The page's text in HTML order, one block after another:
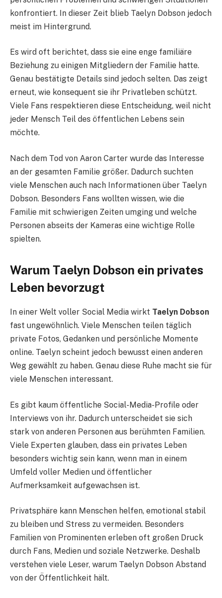
konfrontiert. In dieser Zeit blieb Taelyn Dobson jedoch
meist im Hintergrund.
Es wird oft berichtet, dass sie eine enge familiäre
Beziehung zu einigen Mitgliedern der Familie hatte.
Genau bestätigte Details sind jedoch selten. Das zeigt
erneut, wie konsequent sie ihr Privatleben schützt.
Viele Fans respektieren diese Entscheidung, weil nicht
jeder Mensch Teil des öffentlichen Lebens sein
möchte.
Nach dem Tod von Aaron Carter wurde das Interesse
an der gesamten Familie größer. Dadurch suchten
viele Menschen auch nach Informationen über Taelyn
Dobson. Besonders Fans wollten wissen, wie die
Familie mit schwierigen Zeiten umging und welche
Personen abseits der Kameras eine wichtige Rolle
spielten.
Warum Taelyn Dobson ein privates
Leben bevorzugt
In einer Welt voller Social Media wirkt Taelyn Dobson
fast ungewöhnlich. Viele Menschen teilen täglich
private Fotos, Gedanken und persönliche Momente
online. Taelyn scheint jedoch bewusst einen anderen
Weg gewählt zu haben. Genau diese Ruhe macht sie für
viele Menschen interessant.
Es gibt kaum öffentliche Social-Media-Profile oder
Interviews von ihr. Dadurch unterscheidet sie sich
stark von anderen Personen aus berühmten Familien.
Viele Experten glauben, dass ein privates Leben
besonders wichtig sein kann, wenn man in einem
Umfeld voller Medien und öffentlicher
Aufmerksamkeit aufgewachsen ist.
Privatsphäre kann Menschen helfen, emotional stabil
zu bleiben und Stress zu vermeiden. Besonders
Familien von Prominenten erleben oft großen Druck
durch Fans, Medien und soziale Netzwerke. Deshalb
verstehen viele Leser, warum Taelyn Dobson Abstand
von der Öffentlichkeit hält.